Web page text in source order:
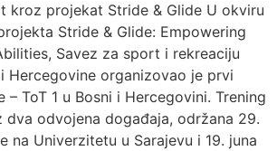
kroz projekat Stride & Glide U okviru
Stride & Glide: Empowering
Savez za sport i rekreaciju
Hercegovine organizovao je prvi
– ToT 1 u Bosni i Hercegovini. Trening
dva odvojena događaja, održana 29.
na Univerzitetu u Sarajevu i 19. juna